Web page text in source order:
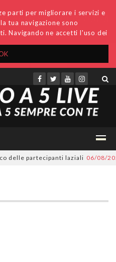
parti per migliorare i servizi e
tua navigazione sono
Navigando ne accetti l'uso dei
Redazione
delle partecipanti laziali 06/08/